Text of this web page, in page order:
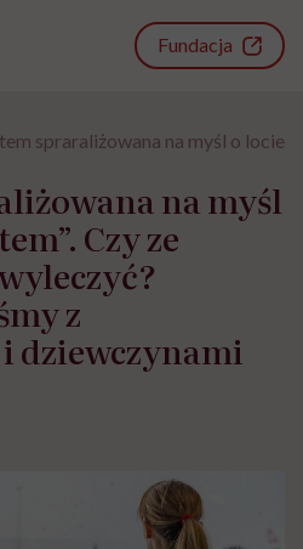
Fundacja
spraraliżowana na myśl o locie
na myśl
Czy ze
z
dziewczynami